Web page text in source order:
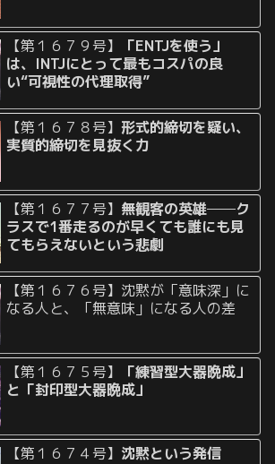
【第１６７９号】
「ENTJを使う」
は、INTJにとって最もコスパの良
い“可視性の代理取得”
【第１６７８号】形式的締切を疑い、
実質的締切を見抜く力
【第１６７７号】 無観客の英雄──ク
ラスで1番走るのが早くても誰にも見
てもらえないという悲劇
【第１６７６号】沈黙が「意味深」に
なる人と、「無意味」になる人の差
【第１６７５号】
「練習型大器晩成」
と「封印型大器晩成」
【第１６７４号】 沈黙という発信